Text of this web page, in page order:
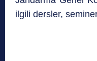
ilgili dersler,